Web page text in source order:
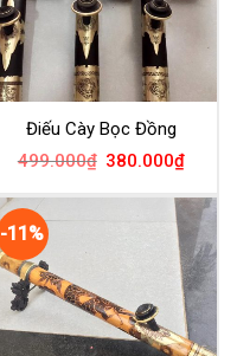
Điếu Cày Bọc Đồng
499.000₫ 380.000₫
-11%